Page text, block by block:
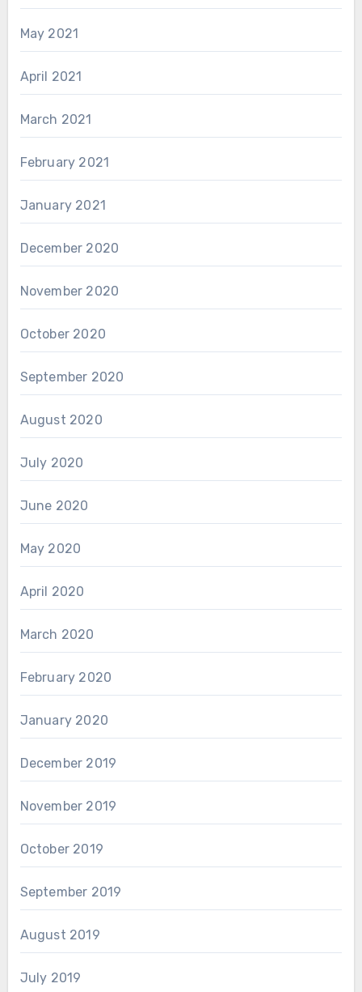
May 2021
April 2021
March 2021
February 2021
January 2021
December 2020
November 2020
October 2020
September 2020
August 2020
July 2020
June 2020
May 2020
April 2020
March 2020
February 2020
January 2020
December 2019
November 2019
October 2019
September 2019
August 2019
July 2019